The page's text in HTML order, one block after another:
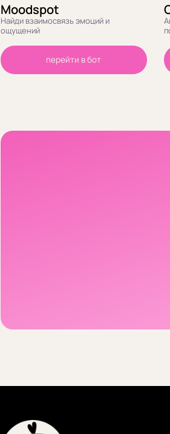
Moodspot
Найди взаимосвязь эмоций и
ощущений
перейти в бот